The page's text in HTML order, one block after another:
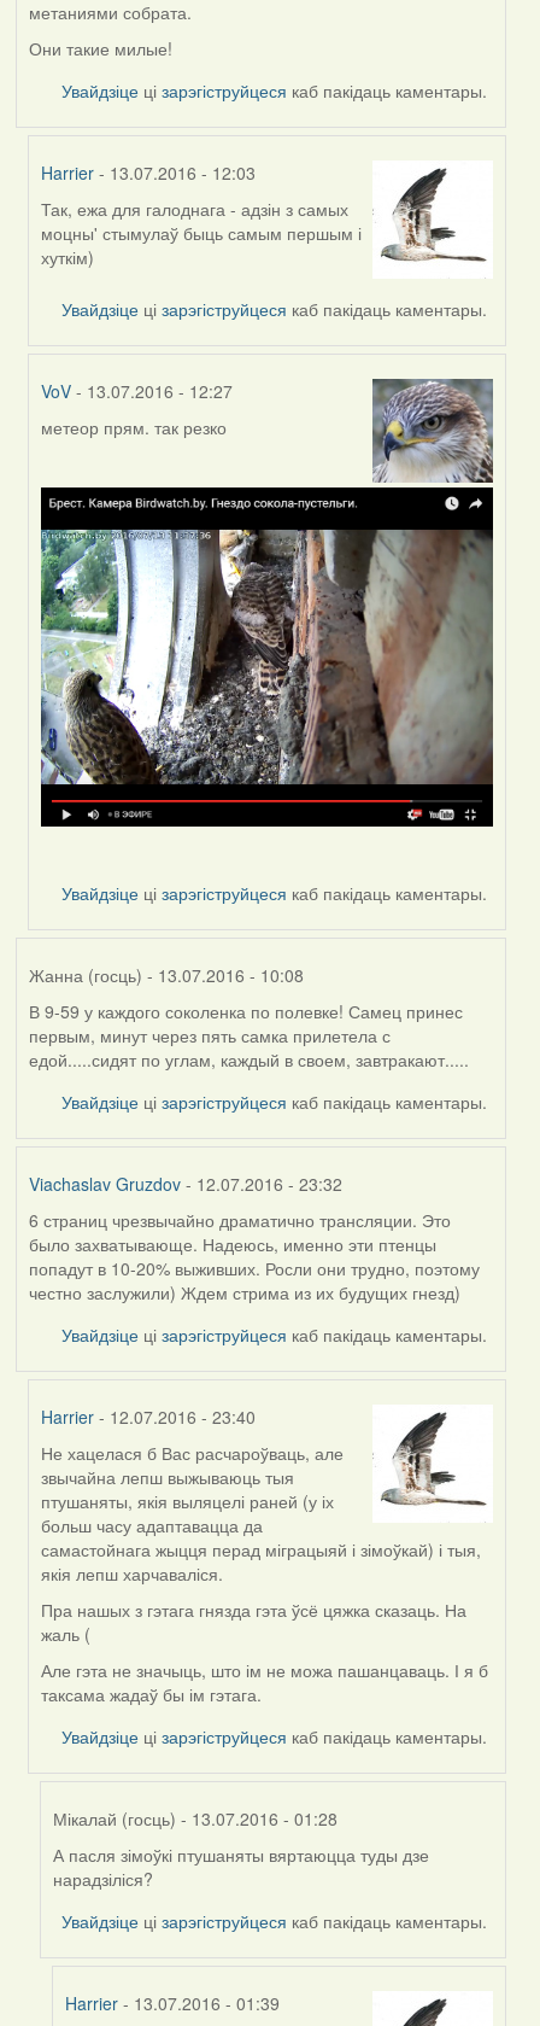
метаниями собрата.
Они такие милые!
Увайдзіце цізарэгіструйцеся каб пакідаць каментары.
Harrier - 13.07.2016 - 12:03
In
reply
to
Жанна
(госць)
Так, ежа для галоднага - адзін з самых
моцны' стымулаў быць самым першым і
хуткім)
Увайдзіце цізарэгіструйцеся каб пакідаць каментары.
VoV - 13.07.2016 - 12:27
In
to
by
Жанна
(госць)
метеор прям. так резко
Увайдзіце цізарэгіструйцеся каб пакідаць каментары.
Жанна (госць) - 13.07.2016 - 10:08
В 9-59 у каждого соколенка по полевке! Самец принес
первым, минут через пять самка прилетела с
едой.....сидят по углам, каждый в своем, завтракают.....
Увайдзіце цізарэгіструйцеся каб пакідаць каментары.
Viachaslav Gruzdov- 12.07.2016 - 23:32
6 страниц чрезвычайно драматично трансляции. Это
было захватывающе. Надеюсь, именно эти птенцы
попадут в 10-20% выживших. Росли они трудно, поэтому
честно заслужили) Ждем стрима из их будущих гнезд)
Увайдзіце цізарэгіструйцеся каб пакідаць каментары.
Harrier - 12.07.2016 - 23:40
In
reply
to
by
Viachaslav
Gruzdov
Не хацелася б Вас расчароўваць, але
звычайна лепш выжываюць тыя
птушаняты, якія выляцелі раней (у іх
больш часу адаптавацца да
самастойнага жыцця перад міграцыяй і зімоўкай) і тыя,
якія лепш харчаваліся.
Пра нашых з гэтага гнязда гэта ўсё цяжка сказаць. На
жаль (
Але гэта не значыць, што ім не можа пашанцаваць. І я б
таксама жадаў бы ім гэтага.
Увайдзіце цізарэгіструйцеся каб пакідаць каментары.
Мікалай (госць) - 13.07.2016 - 01:28
In
reply
to
Harrier
А пасля зімоўкі птушаняты вяртаюцца туды дзе
нарадзіліся?
Увайдзіце цізарэгіструйцеся каб пакідаць каментары.
Harrier- 13.07.2016 - 01:39